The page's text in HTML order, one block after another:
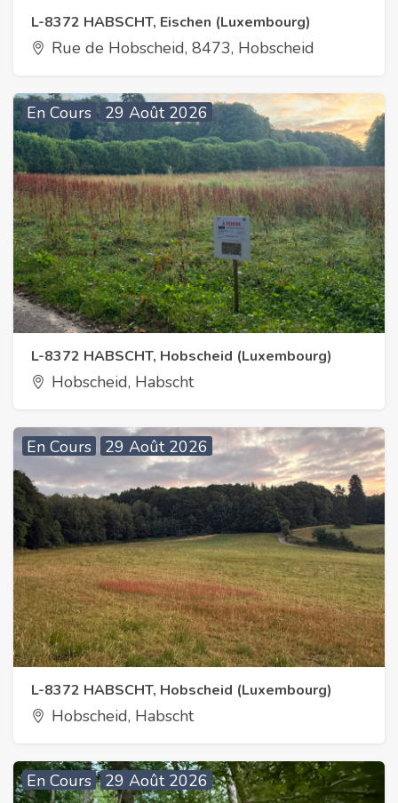
L-8372 HABSCHT, Eischen (Luxembourg)
Rue de Hobscheid, 8473, Hobscheid
En Cours 29 Août 2026
L-8372 HABSCHT, Hobscheid (Luxembourg)
Hobscheid, Habscht
En Cours 29 Août 2026
L-8372 HABSCHT, Hobscheid (Luxembourg)
Hobscheid, Habscht
En Cours 29 Août 2026